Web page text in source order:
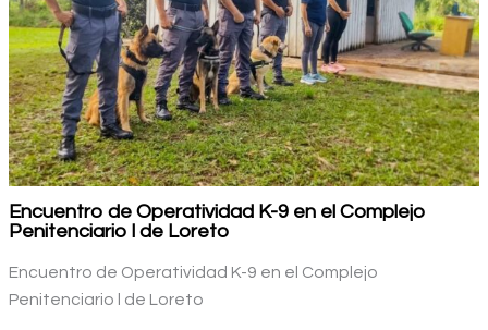
Encuentro de Operatividad K-9 en el Complejo
Penitenciario l de Loreto
Encuentro de Operatividad K-9 en el Complejo
Penitenciario l de Loreto